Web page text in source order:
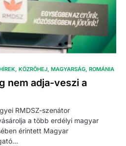
KÖZRÖHEJ MAGYARSÁG ROMÁNIA
nem adja-veszi a
RMDSZ-szenátor
a több erdélyi magyar
érintett Magyar